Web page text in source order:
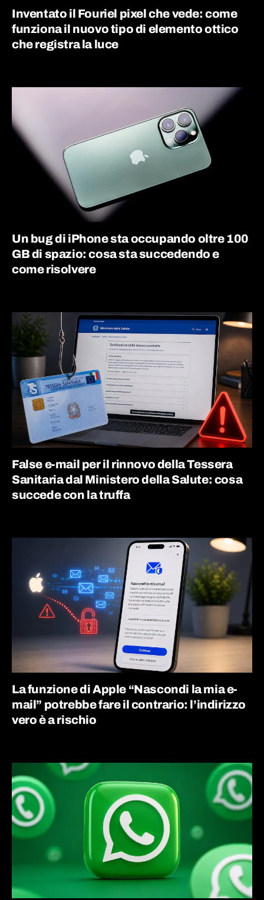
Inventato il Fouriel pixel che vede: come
funziona il nuovo tipo di elemento ottico
che registra la luce
Un bug di iPhone sta occupando oltre 100
GB di spazio: cosa sta succedendo e
come risolvere
False e-mail per il rinnovo della Tessera
Sanitaria dal Ministero della Salute: cosa
succede con la truffa
La funzione di Apple “Nascondi la mia e-
mail” potrebbe fare il contrario: l’indirizzo
vero è a rischio